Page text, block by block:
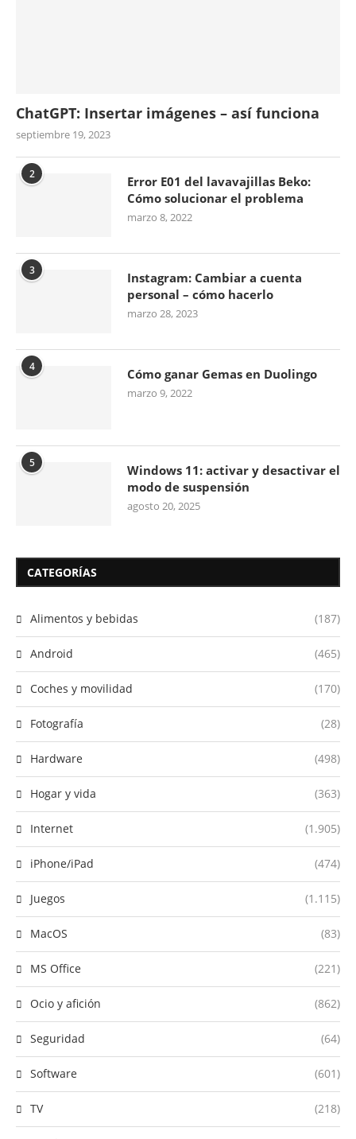
ChatGPT: Insertar imágenes – así funciona
septiembre 19, 2023
2
Error E01 del lavavajillas Beko:
Cómo solucionar el problema
marzo 8, 2022
3
Instagram: Cambiar a cuenta
personal – cómo hacerlo
marzo 28, 2023
4 Cómo ganar Gemas en Duolingo
marzo 9, 2022
5
Windows 11: activar y desactivar el
modo de suspensión
agosto 20, 2025
CATEGORÍAS
Alimentos y bebidas (187)
Android (465)
Coches y movilidad (170)
Fotografía (28)
Hardware (498)
Hogar y vida (363)
Internet (1.905)
iPhone/iPad (474)
Juegos (1.115)
MacOS (83)
MS Office (221)
Ocio y afición (862)
Seguridad (64)
Software (601)
TV (218)